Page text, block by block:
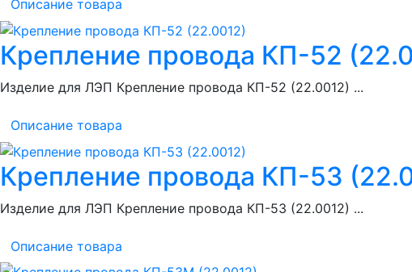
Описание товара
Крепление провода КП-52
Изделие для ЛЭП Крепление провода КП-52 (22.0012) ...
Описание товара
Крепление провода КП-53
Изделие для ЛЭП Крепление провода КП-53 (22.0012) ...
Описание товара